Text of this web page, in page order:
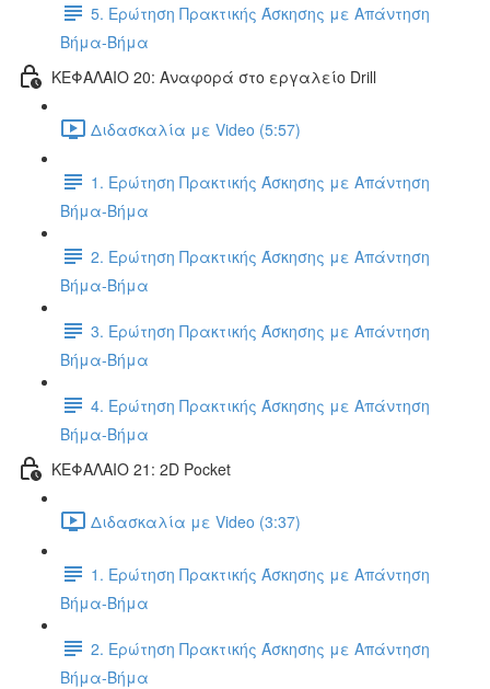
5. Ερώτηση Πρακτικής Άσκησης με Απάντηση
Βήμα-Βήμα
ΚΕΦΑΛΑΙΟ 20: Αναφορά στο εργαλείο Drill
Διδασκαλία με Video (5:57)
1. Ερώτηση Πρακτικής Άσκησης με Απάντηση
Βήμα-Βήμα
2. Ερώτηση Πρακτικής Άσκησης με Απάντηση
Βήμα-Βήμα
3. Ερώτηση Πρακτικής Άσκησης με Απάντηση
Βήμα-Βήμα
4. Ερώτηση Πρακτικής Άσκησης με Απάντηση
Βήμα-Βήμα
ΚΕΦΑΛΑΙΟ 21: 2D Pocket
Διδασκαλία με Video (3:37)
1. Ερώτηση Πρακτικής Άσκησης με Απάντηση
Βήμα-Βήμα
2. Ερώτηση Πρακτικής Άσκησης με Απάντηση
Βήμα-Βήμα